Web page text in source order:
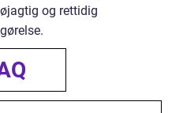
og rettidig